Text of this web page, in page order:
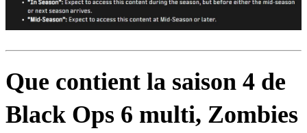
Que contient la saison 4 de
Black Ops 6 multi, Zombies